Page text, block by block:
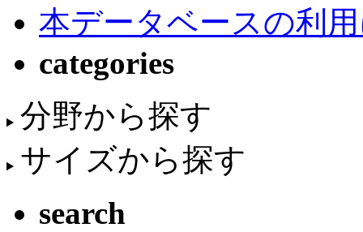
本データベースの利
categories
分野から探す
サイズから探す
search